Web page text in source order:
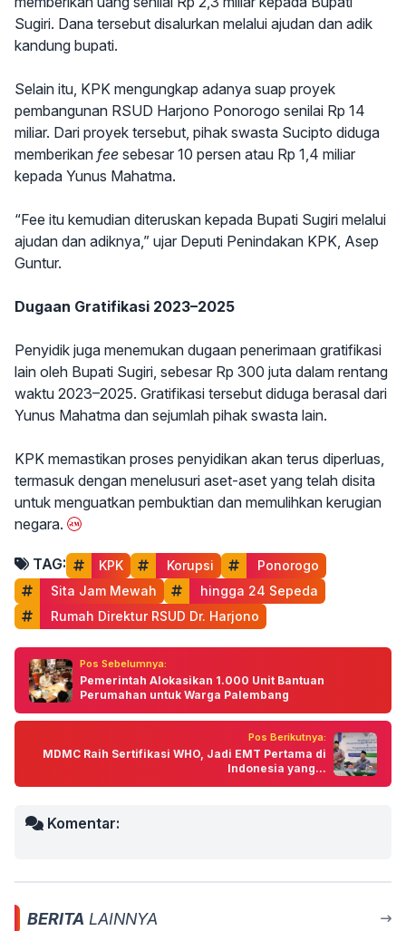
Sugiri. Dana tersebut disalurkan melalui ajudan dan adik
kandung bupati.
Selain itu, KPK mengungkap adanya suap proyek
pembangunan RSUD Harjono Ponorogo senilai Rp 14
miliar. Dari proyek tersebut, pihak swasta Sucipto diduga
memberikan fee sebesar 10 persen atau Rp 1,4 miliar
kepada Yunus Mahatma.
“Fee itu kemudian diteruskan kepada Bupati Sugiri melalui
ajudan dan adiknya,” ujar Deputi Penindakan KPK, Asep
Guntur.
Dugaan Gratifikasi 2023–2025
Penyidik juga menemukan dugaan penerimaan gratifikasi
lain oleh Bupati Sugiri, sebesar Rp 300 juta dalam rentang
waktu 2023–2025. Gratifikasi tersebut diduga berasal dari
Yunus Mahatma dan sejumlah pihak swasta lain.
KPK memastikan proses penyidikan akan terus diperluas,
termasuk dengan menelusuri aset-aset yang telah disita
untuk menguatkan pembuktian dan memulihkan kerugian
negara.
TAG: KPK Korupsi
Ponorogo
Sita Jam Mewah
hingga 24 Sepeda
Rumah Direktur RSUD Dr. Harjono
Pos Sebelumnya:
Pemerintah Alokasikan 1.000 Unit Bantuan
Perumahan untuk Warga Palembang
Pos Berikutnya:
MDMC Raih Sertifikasi WHO, Jadi EMT Pertama di
Indonesia yang...
Komentar:
BERITA LAINNYA